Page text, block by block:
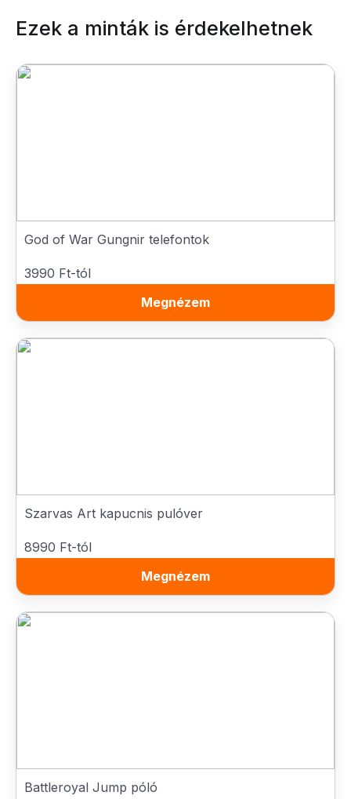
Ezek a minták is érdekelhetnek
God of War Gungnir telefontok
3990 Ft-tól
Megnézem
Szarvas Art kapucnis pulóver
8990 Ft-tól
Megnézem
Battleroyal Jump póló